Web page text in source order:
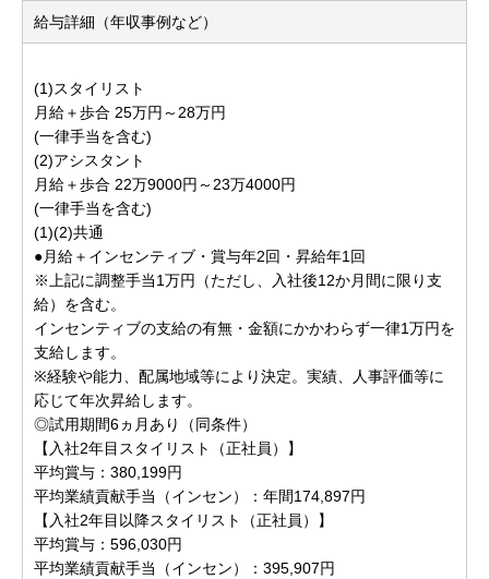
給与詳細（年収事例など）
(1)スタイリスト
月給＋歩合 25万円～28万円
(一律手当を含む)
(2)アシスタント
月給＋歩合 22万9000円～23万4000円
(一律手当を含む)
(1)(2)共通
●月給＋インセンティブ・賞与年2回・昇給年1回
※上記に調整手当1万円（ただし、入社後12か月間に限り支
給）を含む。
インセンティブの支給の有無・金額にかかわらず一律1万円を
支給します。
※経験や能力、配属地域等により決定。実績、人事評価等に
応じて年次昇給します。
◎試用期間6ヵ月あり（同条件）
【入社2年目スタイリスト（正社員）】
平均賞与：380,199円
平均業績貢献手当（インセン）：年間174,897円
【入社2年目以降スタイリスト（正社員）】
平均賞与：596,030円
平均業績貢献手当（インセン）：395,907円